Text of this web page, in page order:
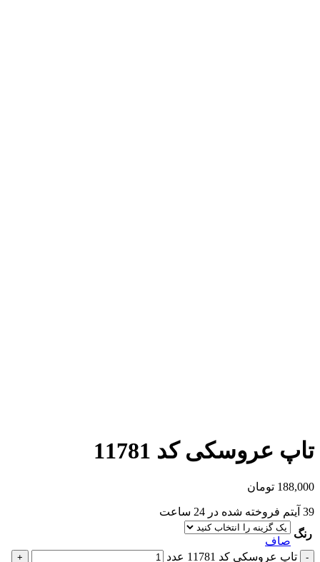
تاپ عروسکی کد 11781
188,000 تومان
39 آیتم فروخته شده در 24 ساعت
رنگ
صاف
تاپ عروسکی کد 11781 عدد